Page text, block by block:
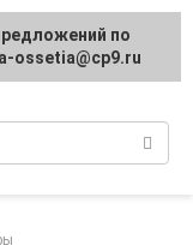
по
ossetia@cp9.ru